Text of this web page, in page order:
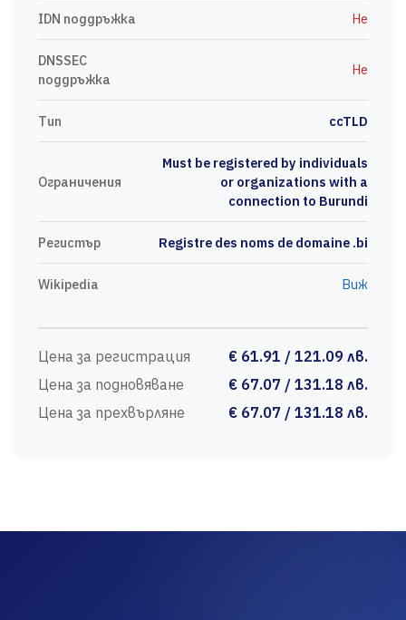
IDN поддръжка Не
DNSSEC
поддръжка
Не
Тип ccTLD
Ограничения
Must be registered by individuals
or organizations with a
connection to Burundi
Регистър Registre des noms de domaine .bi
Wikipedia Виж
Цена за регистрация
€ 61.91 / 121.09 лв.
Цена за подновяване
€ 67.07 / 131.18 лв.
Цена за прехвърляне
€ 67.07 / 131.18 лв.